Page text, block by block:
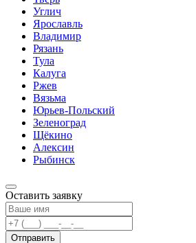
Углич
Ярославль
Владимир
Рязань
Тула
Калуга
Ржев
Вязьма
Юрьев-Польский
Зеленоград
Щёкино
Алексин
Рыбинск
Оставить заявку
Отправить